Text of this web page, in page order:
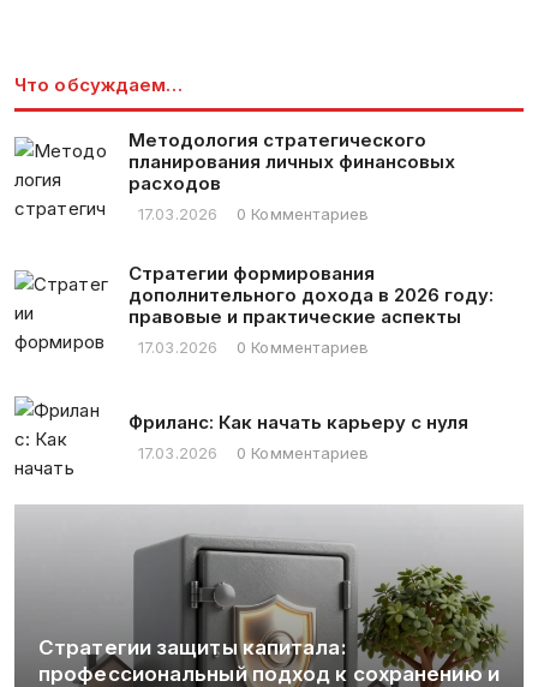
Что обсуждаем…
Методология стратегического
планирования личных финансовых
расходов
17.03.2026 0 Комментариев
Стратегии формирования
дополнительного дохода в 2026 году:
правовые и практические аспекты
17.03.2026 0 Комментариев
Фриланс: Как начать карьеру с нуля
17.03.2026 0 Комментариев
Стратегии защиты капитала:
профессиональный подход к сохранению и